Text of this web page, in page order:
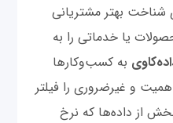
شناخت بهتر مشتریانی
یا خدماتی را به
به کسب‌وکارها
و غیرضروری را فیلتر
از داده‌ها که نرخ